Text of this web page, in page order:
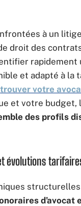
à un
droit des
rapidement
et adapté à la
trouver votre
et votre budget,
des profils
évolutions
d’avocat